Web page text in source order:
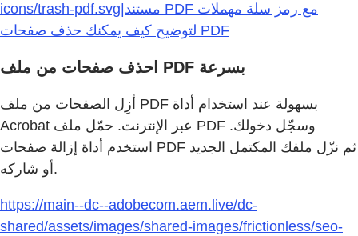
icons/trash-pdf.svg|مستند PDF مع رمز سلة مهملات
لتوضيح كيف يمكنك حذف صفحات PDF
احذف صفحات من ملف PDF بسرعة
أزِل الصفحات من ملف PDF بسهولة عند استخدام أداة
Acrobat عبر الإنترنت. حمّل ملف PDF وسجّل دخولك.
استخدم أداة إزالة صفحات PDF ثم نزّل ملفك المكتمل الجديد
أو شاركه.
https://main--dc--adobecom.aem.live/dc-
shared/assets/images/shared-images/frictionless/seo-